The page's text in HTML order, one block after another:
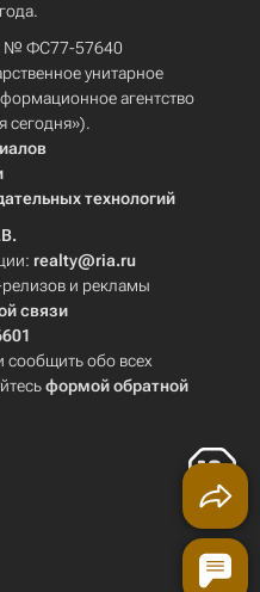
№ ФС77-57640
унитарное
агентство
сегодня»).
технологий
realty@ria.ru
и рекламы
связи
сообщить обо всех
формой обратной